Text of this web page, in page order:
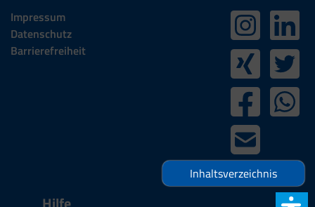
Impressum
Datenschutz
Barrierefreiheit
Inhaltsverzeichnis